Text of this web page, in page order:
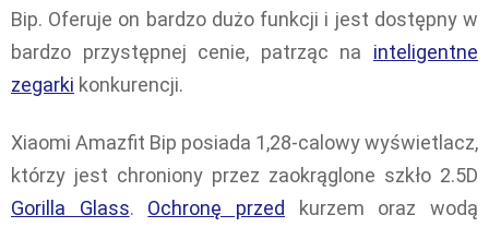
Bip. Oferuje on bardzo dużo funkcji i jest dostępny w
bardzo przystępnej cenie, patrząc na inteligentne
zegarki konkurencji.
Xiaomi Amazfit Bip posiada 1,28-calowy wyświetlacz,
którzy jest chroniony przez zaokrąglone szkło 2.5D
Gorilla Glass. Ochronę przed kurzem oraz wodą